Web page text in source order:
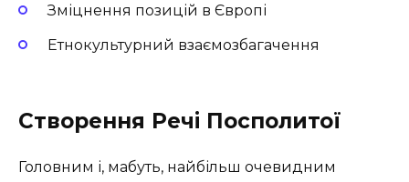
Зміцнення позицій в Європі
Етнокультурний взаємозбагачення
Створення Речі Посполитої
Головним і, мабуть, найбільш очевидним